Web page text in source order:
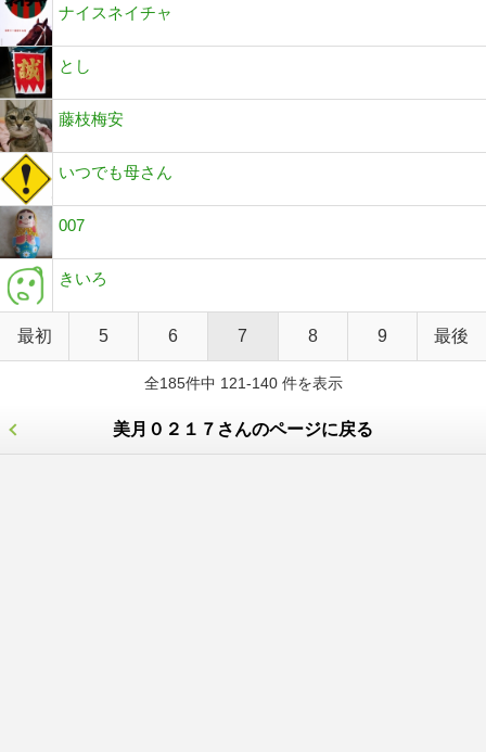
ナイスネイチャ
とし
藤枝梅安
いつでも母さん
007
きいろ
最初 5 6 7 8 9 最後
全185件中 121-140 件を表示
美月０２１７さんのページに戻る